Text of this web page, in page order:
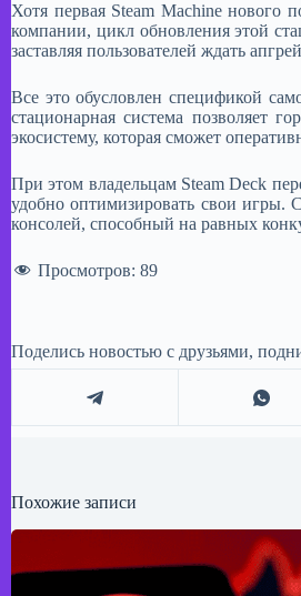
Хотя первая Steam Machine
компании, цикл обновления этой
заставляя пользователей ждать
Все это обусловлен спецификой
стационарная система позволяет
экосистему, которая сможет
​При этом владельцам Steam Deck
удобно оптимизировать свои игры.
консолей, способный на равных
Просмотров: 89
Поделись новостью с друзьями,
Похожие записи